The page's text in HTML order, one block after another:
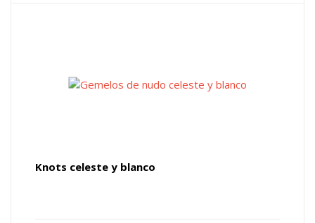
Knots celeste y blanco